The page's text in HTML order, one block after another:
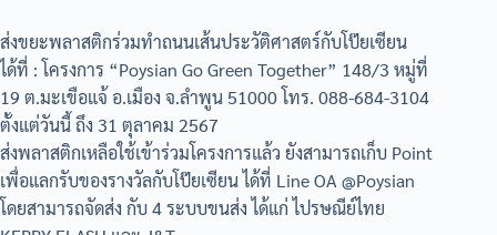
ส่งขยะพลาสติกร่วมทำถนนเส้นประวัติศาสตร์กับโป๊ยเซียน
ได้ที่ : โครงการ “Poysian Go Green Together” 148/3 หมู่ที่
19 ต.มะเขือแจ้ อ.เมือง จ.ลำพูน 51000 โทร. 088-684-3104
ตั้งแต่วันนี้ ถึง 31 ตุลาคม 2567
ส่งพลาสติกเหลือใช้เข้าร่วมโครงการแล้ว ยังสามารถเก็บ Point
เพื่อแลกรับของรางวัลกับโป๊ยเซียน ได้ที่ Line OA @Poysian
โดยสามารถจัดส่ง กับ 4 ระบบขนส่ง ได้แก่ ไปรษณีย์ไทย